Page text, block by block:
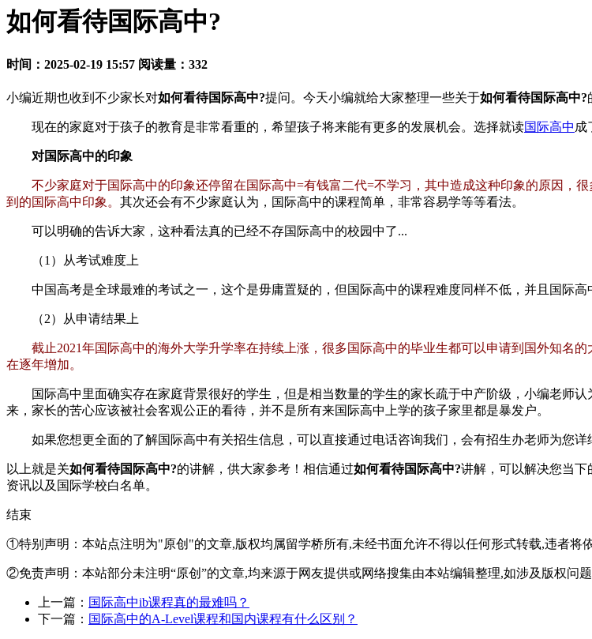
如何看待国际高中?
时间：2025-02-19 15:57 阅读量：332
小编近期也收到不少家长对如何看待国际高中?提问。今天小编就给大家整理一些关于如何看待国际高中?
现在的家庭对于孩子的教育是非常看重的，希望孩子将来能有更多的发展机会。选择就读国际高中 成
对国际高中的印象
不少家庭对于国际高中的印象还停留在国际高中=有钱富二代=不学习，其中造成这种印象的原因，
到的国际高中印象。 其次还会有不少家庭认为，国际高中的课程简单，非常容易学等等看法。
可以明确的告诉大家，这种看法真的已经不存国际高中的校园中了...
（1）从考试难度上
中国高考是全球最难的考试之一，这个是毋庸置疑的，但国际高中的课程难度同样不低，并且国际高
（2）从申请结果上
截止2021年国际高中的海外大学升学率在持续上涨，很多国际高中的毕业生都可以申请到国外知名
在逐年增加。
国际高中里面确实存在家庭背景很好的学生，但是相当数量的学生的家长疏于中产阶级，小编老师
来，家长的苦心应该被社会客观公正的看待，并不是所有来国际高中上学的孩子家里都是暴发户。
如果您想更全面的了解国际高中有关招生信息，可以直接通过电话咨询我们，会有招生办老师为您详
以上就是关如何看待国际高中?的讲解，供大家参考！相信通过如何看待国际高中?讲解，可以解决您当下
资讯以及国际学校白名单。
结束
①特别声明：本站点注明为"原创"的文章,版权均属留学桥所有,未经书面允许不得以任何形式转载,违者将
②免责声明：本站部分未注明“原创”的文章,均来源于网友提供或网络搜集由本站编辑整理,如涉及版权问
上一篇： 国际高中ib课程真的最难吗？
下一篇： 国际高中的A-Level课程和国内课程有什么区别？